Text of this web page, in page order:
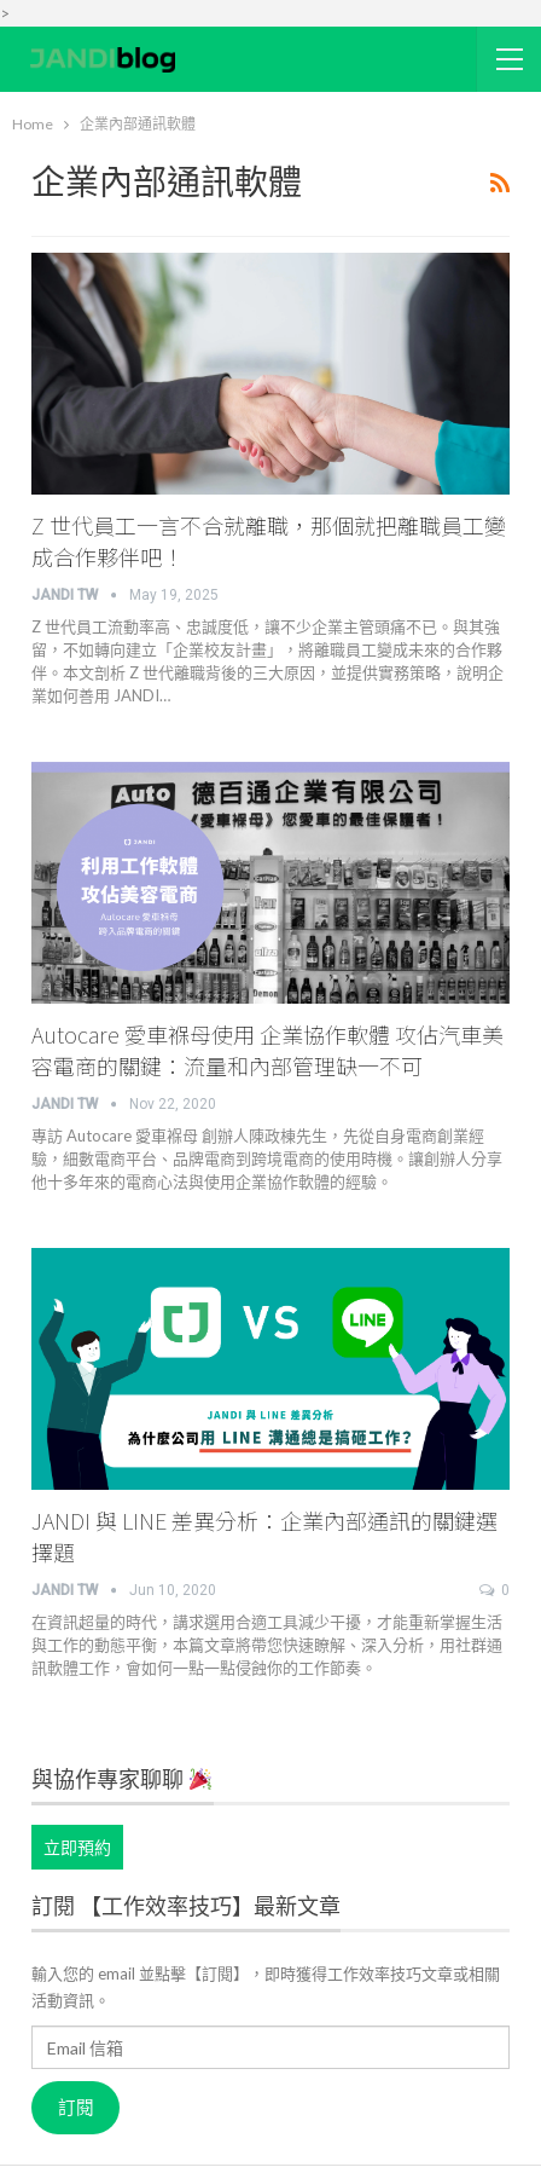
>
Home 企業內部通訊軟體
企業內部通訊軟體
Z 世代員工一言不合就離職，那個就把離職員工變
成合作夥伴吧！
JANDI TW May 19, 2025
Z 世代員工流動率高、忠誠度低，讓不少企業主管頭痛不已。與其強
留，不如轉向建立「企業校友計畫」，將離職員工變成未來的合作夥
伴。本文剖析 Z 世代離職背後的三大原因，並提供實務策略，說明企
業如何善用 JANDI…
Autocare 愛車褓母使用 企業協作軟體 攻佔汽車美
容電商的關鍵：流量和內部管理缺一不可
JANDI TW Nov 22, 2020
專訪 Autocare 愛車褓母 創辦人陳政棟先生，先從自身電商創業經
驗，細數電商平台、品牌電商到跨境電商的使用時機。讓創辦人分享
他十多年來的電商心法與使用企業協作軟體的經驗。
JANDI 與 LINE 差異分析：企業內部通訊的關鍵選
擇題
JANDI TW Jun 10, 2020 0
在資訊超量的時代，講求選用合適工具減少干擾，才能重新掌握生活
與工作的動態平衡，本篇文章將帶您快速瞭解、深入分析，用社群通
訊軟體工作，會如何一點一點侵蝕你的工作節奏。
與協作專家聊聊
立即預約
訂閱 【工作效率技巧】最新文章
輸入您的 email 並點擊【訂閱】，即時獲得工作效率技巧文章或相關
活動資訊。
Email
信
箱
訂閱